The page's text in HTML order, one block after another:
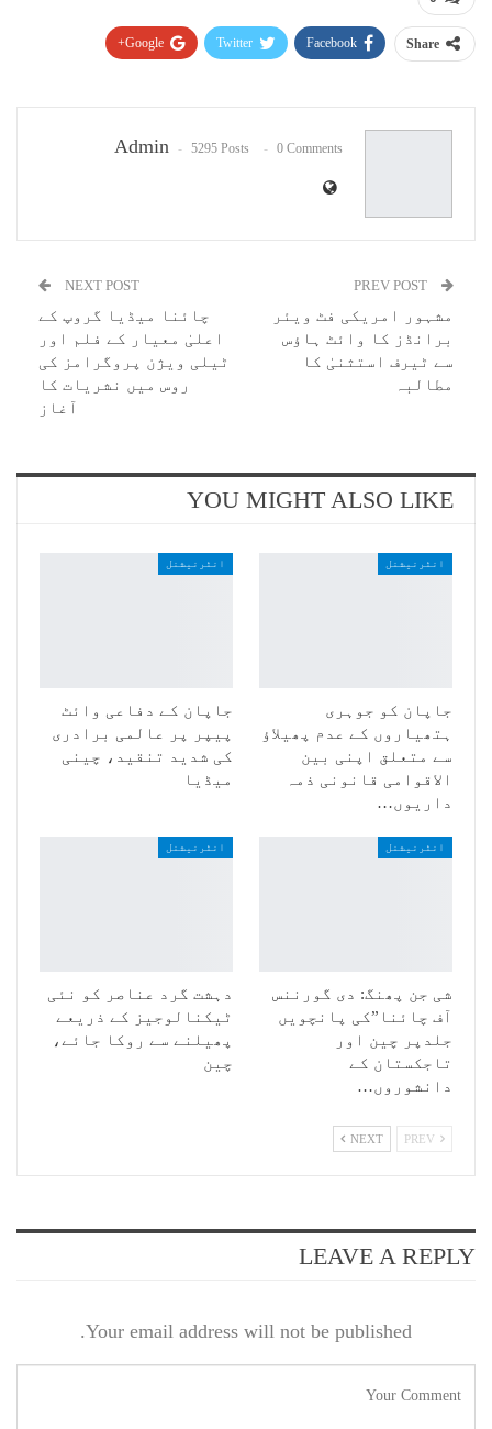
Share
Facebook
Twitter
Google+
Admin 5295 Posts 0 Comments
مشہور امریکی فٹ ویئر
برانڈز کا وائٹ ہاؤس
سے ٹیرف استثنیٰ کا
مطالبہ
NEXT POST
چائنا میڈیا گروپ کے
اعلیٰ معیار کے فلم اور
ٹیلی ویژن پروگرامز کی
روس میں نشریات کا
آغاز
YOU MIGHT ALSO LIKE
انٹرنیشنل
جاپان کو جوہری
ہتھیاروں کے عدم پھیلاؤ
سے متعلق اپنی بین
الاقوامی قانونی ذمہ
داریوں…
انٹرنیشنل
جاپان کے دفاعی وائٹ
پیپر پر عالمی برادری
کی شدید تنقید، چینی
میڈیا
انٹرنیشنل
شی جن پھنگ: دی گورننس
آف چائنا”کی پانچویں
جلدپر چین اور
تاجکستان کے
دانشوروں…
انٹرنیشنل
دہشت گرد عناصر کو نئی
ٹیکنالوجیز کے ذریعے
پھیلنے سے روکا جائے،
چین
NEXT
LEAVE A REPLY
Your email address will not be published.